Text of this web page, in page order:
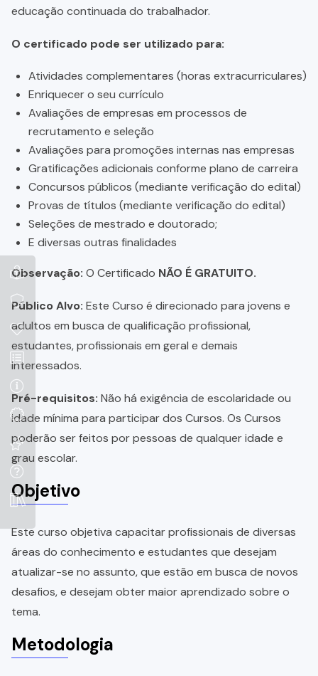
educação continuada do trabalhador.
O certificado pode ser utilizado para:
Atividades complementares (horas extracurriculares)
Enriquecer o seu currículo
Avaliações de empresas em processos de
recrutamento e seleção
Avaliações para promoções internas nas empresas
Gratificações adicionais conforme plano de carreira
Concursos públicos (mediante verificação do edital)
Provas de títulos (mediante verificação do edital)
Seleções de mestrado e doutorado;
E diversas outras finalidades
Observação: O Certificado NÃO É GRATUITO.
Público Alvo: Este Curso é direcionado para jovens e
adultos em busca de qualificação profissional,
estudantes, profissionais em geral e demais
interessados.
Pré-requisitos: Não há exigência de escolaridade ou
idade mínima para participar dos Cursos. Os Cursos
poderão ser feitos por pessoas de qualquer idade e
grau escolar.
Objetivo
Este curso objetiva capacitar profissionais de diversas
áreas do conhecimento e estudantes que desejam
atualizar-se no assunto, que estão em busca de novos
desafios, e desejam obter maior aprendizado sobre o
tema.
Metodologia